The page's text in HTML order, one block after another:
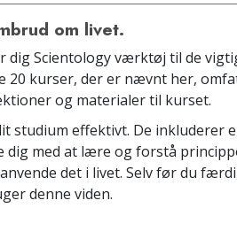
om livet.
dig Scientology værktøj til de
20 kurser, der er nævnt her,
og materialer til kurset.
studium effektivt. De inkluderer
med at lære og forstå
det i livet. Selv før du
denne viden.